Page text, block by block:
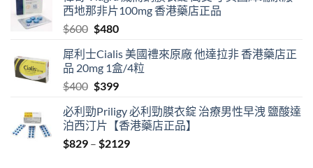
through
西地那非片100mg 香港藥店正品
$600 Original
was:
$600.
$480Current
is:
$480.
犀利士Cialis 美國禮來原廠 他達拉非 香港藥店正
品 20mg 1盒/4粒
$400 Original
was:
$400.
$399Current
is:
$399.
必利勁Priligy 必利勁膜衣錠 治療男性早洩 鹽酸達
泊西汀片【香港藥店正品】
$829 – $2129Price